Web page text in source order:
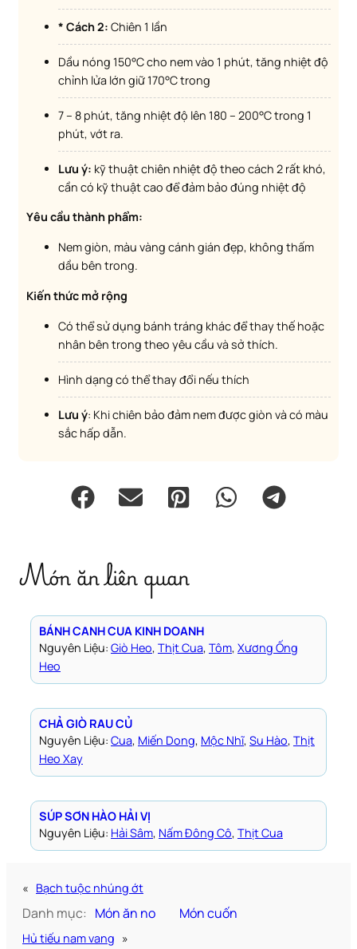
* Cách 2: Chiên 1 lần
Dầu nóng 150°C cho nem vào 1 phút, tăng nhiệt độ
chỉnh lửa lớn giữ 170°C trong
7 – 8 phút, tăng nhiệt độ lên 180 – 200°C trong 1
phút, vớt ra.
Lưu ý: kỹ thuật chiên nhiệt độ theo cách 2 rất khó,
cần có kỹ thuật cao để đảm bảo đúng nhiệt độ
Yêu cầu thành phẩm:
Nem giòn, màu vàng cánh gián đẹp, không thấm
dầu bên trong.
Kiến thức mở rộng
Có thể sử dụng bánh tráng khác để thay thế hoặc
nhân bên trong theo yêu cầu và sở thích.
Hình dạng có thể thay đổi nếu thích
Lưu ý: Khi chiên bảo đảm nem được giòn và có màu
sắc hấp dẫn.
Món ăn liên quan
BÁNH CANH CUA KINH DOANH
Nguyên Liệu: Giò Heo, Thịt Cua, Tôm, Xương Ống
Heo
CHẢ GIÒ RAU CỦ
Nguyên Liệu: Cua, Miến Dong, Mộc Nhĩ, Su Hào, Thịt
Heo Xay
SÚP SƠN HÀO HẢI VỊ
Nguyên Liệu: Hải Sâm, Nấm Đông Cô, Thịt Cua
« Bạch tuộc nhúng ớt
Danh mục: Món ăn no Món cuốn
Hủ tiếu nam vang »